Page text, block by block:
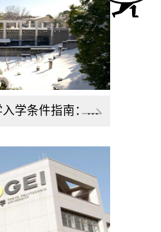
京都市立艺术大学入学条件指南：从本科到博士全知晓